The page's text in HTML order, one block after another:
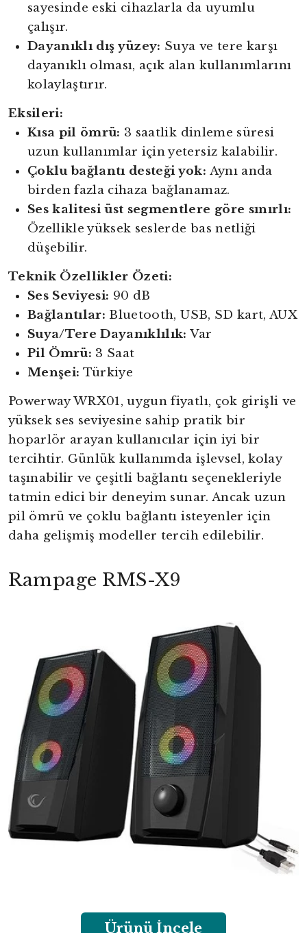
sayesinde eski cihazlarla da uyumlu
çalışır.
Dayanıklı dış yüzey: Suya ve tere karşı
dayanıklı olması, açık alan kullanımlarını
kolaylaştırır.
Eksileri:
Kısa pil ömrü: 3 saatlik dinleme süresi
uzun kullanımlar için yetersiz kalabilir.
Çoklu bağlantı desteği yok: Aynı anda
birden fazla cihaza bağlanamaz.
Ses kalitesi üst segmentlere göre sınırlı:
Özellikle yüksek seslerde bas netliği
düşebilir.
Teknik Özellikler Özeti:
Ses Seviyesi: 90 dB
Bağlantılar: Bluetooth, USB, SD kart, AUX
Suya/Tere Dayanıklılık: Var
Pil Ömrü: 3 Saat
Menşei: Türkiye
Powerway WRX01, uygun fiyatlı, çok girişli ve
yüksek ses seviyesine sahip pratik bir
hoparlör arayan kullanıcılar için iyi bir
tercihtir. Günlük kullanımda işlevsel, kolay
taşınabilir ve çeşitli bağlantı seçenekleriyle
tatmin edici bir deneyim sunar. Ancak uzun
pil ömrü ve çoklu bağlantı isteyenler için
daha gelişmiş modeller tercih edilebilir.
Rampage RMS-X9
Ürünü İncele